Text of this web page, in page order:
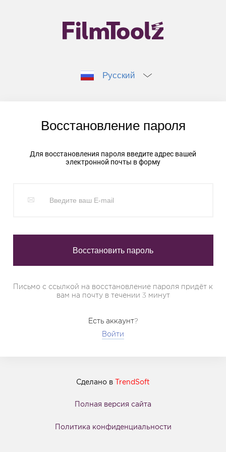
Русский
Восстановление пароля
Для восстановления пароля введите адрес вашей
электронной почты в форму
Письмо с ссылкой на восстановление пароля придёт к
вам на почту в течении 3 минут
Есть аккаунт?
Войти
Сделано в TrendSoft
Полная версия сайта
Политика конфиденциальности